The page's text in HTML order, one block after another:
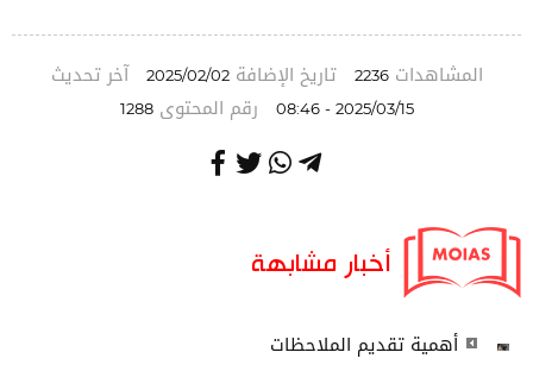
المشاهدات 2236 تاريخ الإضافة 2025/02/02 آخر تحديث
2025/03/15 - 08:46 رقم المحتوى 1288
أخبار مشابهة
أهمية تقديم الملاحظات